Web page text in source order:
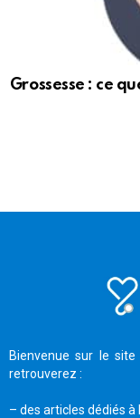
Grossesse : ce
Bienvenue sur le
retrouverez :
– des articles dédiés à